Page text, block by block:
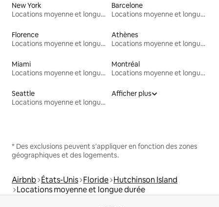
New York
Locations moyenne et longue durée
Barcelone
Locations moyenne et longue durée
Florence
Locations moyenne et longue durée
Athènes
Locations moyenne et longue durée
Miami
Locations moyenne et longue durée
Montréal
Locations moyenne et longue durée
Seattle
Locations moyenne et longue durée
Afficher plus
* Des exclusions peuvent s'appliquer en fonction des zones
géographiques et des logements.
Airbnb États-Unis Floride Hutchinson Island
Locations moyenne et longue durée